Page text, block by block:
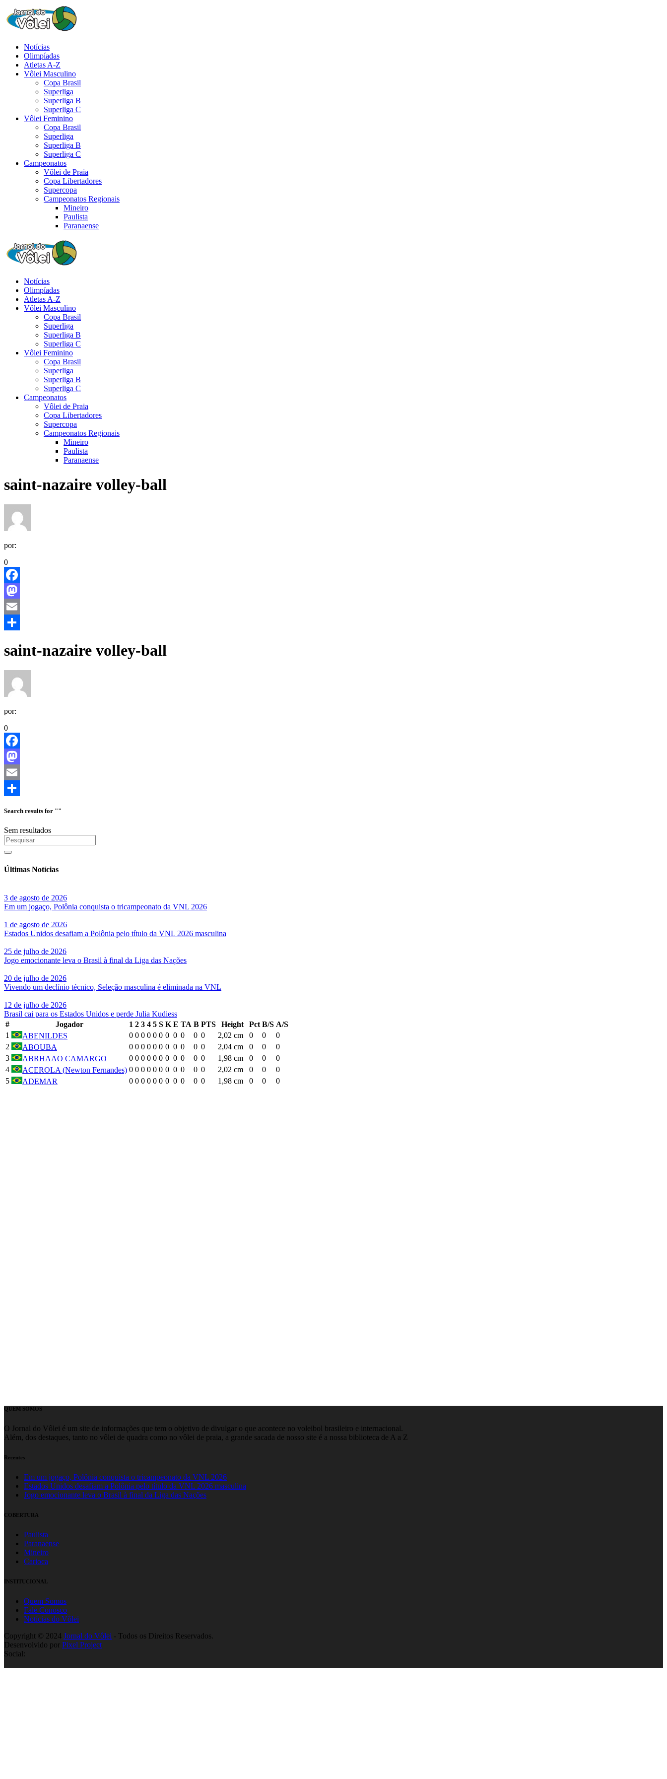
Notícias
Olimpíadas
Atletas A-Z
Vôlei Masculino
Copa Brasil
Superliga
Superliga B
Superliga C
Vôlei Feminino
Copa Brasil
Superliga
Superliga B
Superliga C
Campeonatos
Vôlei de Praia
Copa Libertadores
Supercopa
Campeonatos Regionais
Mineiro
Paulista
Paranaense
Notícias
Olimpíadas
Atletas A-Z
Vôlei Masculino
Copa Brasil
Superliga
Superliga B
Superliga C
Vôlei Feminino
Copa Brasil
Superliga
Superliga B
Superliga C
Campeonatos
Vôlei de Praia
Copa Libertadores
Supercopa
Campeonatos Regionais
Mineiro
Paulista
Paranaense
saint-nazaire volley-ball
por:
0
Facebook
Mastodon
Email
saint-nazaire volley-ball
por:
0
Facebook
Mastodon
Email
Search results for ""
Sem resultados
Últimas Notícias
3 de agosto de 2026
Em um jogaço, Polônia conquista o tricampeonato da VNL 2026
1 de agosto de 2026
Estados Unidos desafiam a Polônia pelo título da VNL 2026 masculina
25 de julho de 2026
Jogo emocionante leva o Brasil à final da Liga das Nações
20 de julho de 2026
Vivendo um declínio técnico, Seleção masculina é eliminada na VNL
12 de julho de 2026
Brasil cai para os Estados Unidos e perde Julia Kudiess
#
Jogador 1 2 3 4 5 S K E TA B PTS Height Pct B/S A/S
1
ABENILDES 0 0 0 0 0 0 0 0 0 0 0 2,02 cm 0 0
0
2
ABOUBA 0 0 0 0 0 0 0 0 0 0 0 2,04 cm 0 0
0
3
ABRHAAO CAMARGO 0 0 0 0 0 0 0 0 0 0 0 1,98 cm 0 0
0
4
ACEROLA (Newton Fernandes) 0 0 0 0 0 0 0 0 0 0 0 2,02 cm 0 0
0
5
ADEMAR 0 0 0 0 0 0 0 0 0 0 0 1,98 cm 0 0 0
QUEM SOMOS
O Jornal do Vôlei é um site de informações que tem o objetivo de divulgar o que acontece no voleibol brasileiro e internacional.
Além, dos destaques, tanto no vôlei de quadra como no vôlei de praia, a grande sacada de nosso site é a nossa biblioteca de A a Z
Recentes
Em um jogaço, Polônia conquista o tricampeonato da VNL 2026
Estados Unidos desafiam a Polônia pelo título da VNL 2026 masculina
Jogo emocionante leva o Brasil à final da Liga das Nações
COBERTURA
Paulista
Paranaense
Mineiro
Carioca
INSTITUCIONAL
Quem Somos
Fale Conosco
Notícias do Vôlei
Copyright © 2024 Jornal do Vôlei - Todos os Direitos Reservados.
Desenvolvido por Pixel Project
Social: